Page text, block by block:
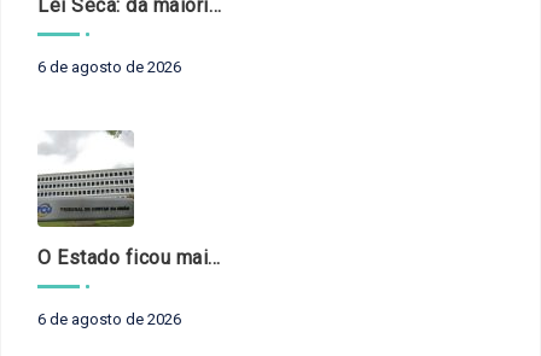
Lei Seca: da maioridade à maturidade
6 de agosto de 2026
O Estado ficou mais complexo. O controle precisa acompanhar
6 de agosto de 2026